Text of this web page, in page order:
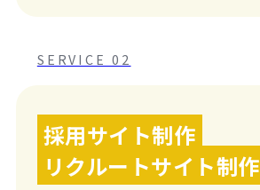
SERVICE 02
採用サイト制作
リクルートサイト制作